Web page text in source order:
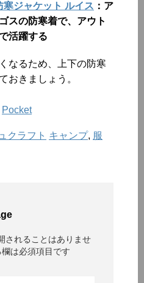
寒ジャケット ルイス ：ア
スの防寒着で、アウト
活躍する
なるため、上下の防寒
おきましょう。
Pocket
クラフト キャンプ, 服
されることはありませ
は必須項目です